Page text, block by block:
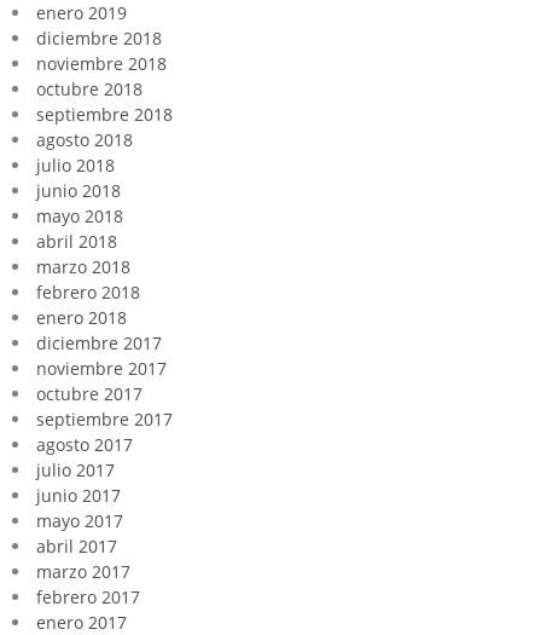
enero 2019
diciembre 2018
noviembre 2018
octubre 2018
septiembre 2018
agosto 2018
julio 2018
junio 2018
mayo 2018
abril 2018
marzo 2018
febrero 2018
enero 2018
diciembre 2017
noviembre 2017
octubre 2017
septiembre 2017
agosto 2017
julio 2017
junio 2017
mayo 2017
abril 2017
marzo 2017
febrero 2017
enero 2017